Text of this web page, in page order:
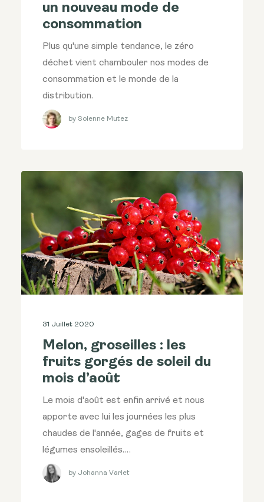
un nouveau mode de
consommation
Plus qu'une simple tendance, le zéro
déchet vient chambouler nos modes de
consommation et le monde de la
distribution.
by Solenne Mutez
31 Juillet 2020
Melon, groseilles : les
fruits gorgés de soleil du
mois d’août
Le mois d'août est enfin arrivé et nous
apporte avec lui les journées les plus
chaudes de l'année, gages de fruits et
légumes ensoleillés.…
by Johanna Varlet